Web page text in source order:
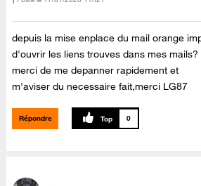
depuis la mise enplace du mail orange
d'ouvrir les liens trouves dans mes mails?
merci de me depanner rapidement et
m'aviser du necessaire fait,merci LG87
Répondre 0